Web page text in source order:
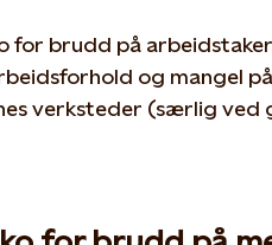
for brudd på
og mangel
verksteder (særlig ved